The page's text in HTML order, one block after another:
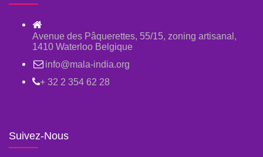
Avenue des Pâquerettes, 55/15, zoning artisanal,
1410 Waterloo Belgique
info@mala-india.org
+ 32 2 354 62 28
Suivez-Nous